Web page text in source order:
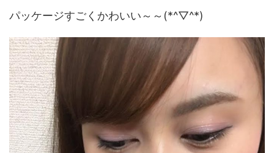
パッケージすごくかわいい～～(*^▽^*)